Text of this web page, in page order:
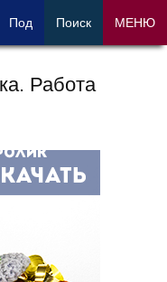
Работа
Под Поиск МЕНЮ